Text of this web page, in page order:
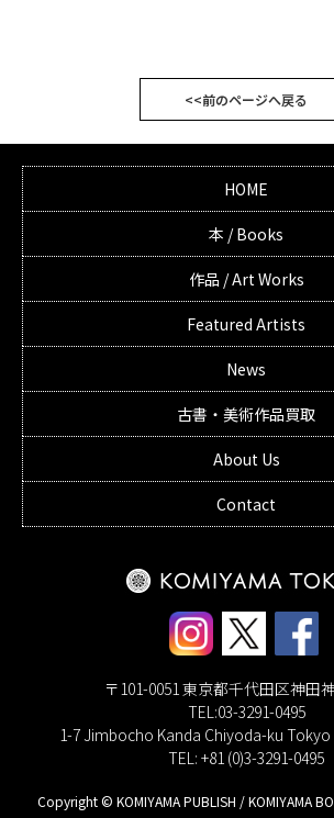
<<前のページへ戻る
HOME
本 / Books
作品 / Art Works
Featured Artists
News
古書・美術作品買取
About Us
Contact
〒101-0051 東京都千代田区神田
TEL:03-3291-0495
1-7 Jimbocho Kanda Chiyoda-ku Tokyo
TEL: +81 (0)3-3291-0495
Copyright © KOMIYAMA PUBLISH / KOMIYAMA